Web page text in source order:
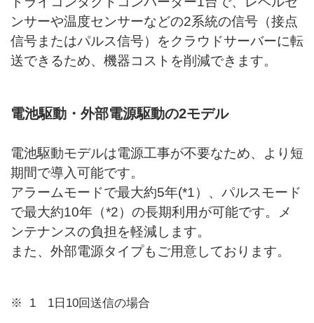
ンサーや温度センサーなどの2系統の信号（接点
信号またはパルス信号）をクラウドサーバーに転
送できるため、機器コストを削減できます。
電池駆動・外部電源駆動の2モデル
電池駆動モデルは電源工事が不要なため、より短
期間で導入可能です。
アラームモードで最大約5年(*1）、パルスモード
で最大約10年（*2）の長期利用が可能です。メ
ンテナンスの負担を軽減します。
また、外部電源タイプもご用意しております。
1 1日10回送信の場合